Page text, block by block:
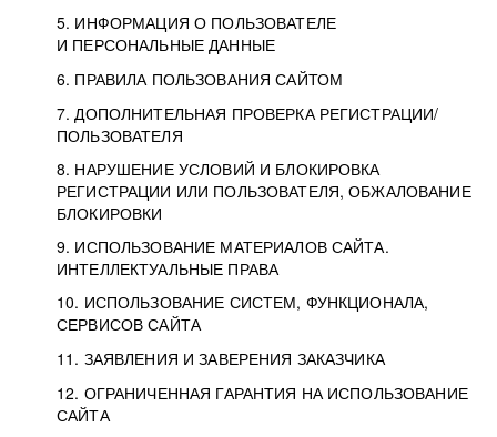
5. ИНФОРМАЦИЯ О ПОЛЬЗОВАТЕЛЕ
И ПЕРСОНАЛЬНЫЕ ДАННЫЕ
6. ПРАВИЛА ПОЛЬЗОВАНИЯ САЙТОМ
7. ДОПОЛНИТЕЛЬНАЯ ПРОВЕРКА РЕГИСТРАЦИИ/
ПОЛЬЗОВАТЕЛЯ
8. НАРУШЕНИЕ УСЛОВИЙ И БЛОКИРОВКА
РЕГИСТРАЦИИ ИЛИ ПОЛЬЗОВАТЕЛЯ, ОБЖАЛОВАНИЕ
БЛОКИРОВКИ
9. ИСПОЛЬЗОВАНИЕ МАТЕРИАЛОВ САЙТА.
ИНТЕЛЛЕКТУАЛЬНЫЕ ПРАВА
10. ИСПОЛЬЗОВАНИЕ СИСТЕМ, ФУНКЦИОНАЛА,
СЕРВИСОВ САЙТА
11. ЗАЯВЛЕНИЯ И ЗАВЕРЕНИЯ ЗАКАЗЧИКА
12. ОГРАНИЧЕННАЯ ГАРАНТИЯ НА ИСПОЛЬЗОВАНИЕ
САЙТА